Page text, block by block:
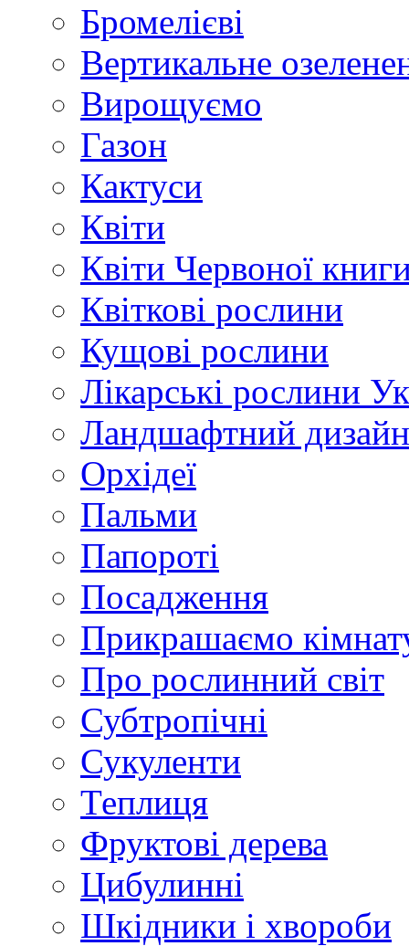
Бромелієві
Вертикальне
Вирощуємо
Газон
Кактуси
Квіти
Квіти Червоної
Квіткові рослини
Кущові рослини
Лікарські рослини
Ландшафтний дизайн
Орхідеї
Пальми
Папороті
Посадження
Прикрашаємо
Про рослинний світ
Субтропічні
Сукуленти
Теплиця
Фруктові дерева
Цибулинні
Шкідники і хвороби